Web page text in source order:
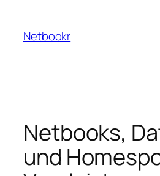
springen
Netbookr
Netbooks,
und